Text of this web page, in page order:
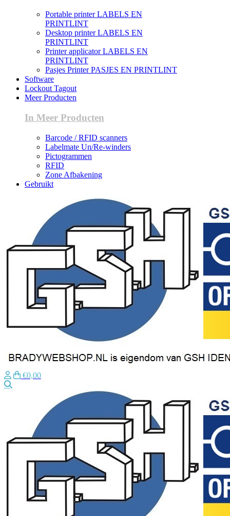
Portable printer LABELS EN
PRINTLINT
Desktop printer LABELS EN
PRINTLINT
Printer applicator LABELS EN
PRINTLINT
Pasjes Printer PASJES EN PRINTLINT
Software
Lockout Tagout
Meer Producten
In Meer Producten
Barcode / RFID scanners
Labelmate Un/Re-winders
Pictogrammen
RFID
Zone Afbakening
Gebruikt
€0,00